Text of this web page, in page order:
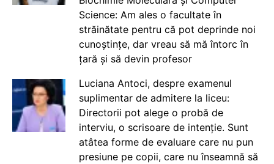
Science: Am ales o facultate în
străinătate pentru că pot deprinde noi
cunoștințe, dar vreau să mă întorc în
țară și să devin profesor
Luciana Antoci, despre examenul
suplimentar de admitere la liceu:
Directorii pot alege o probă de
interviu, o scrisoare de intenție. Sunt
atâtea forme de evaluare care nu pun
presiune pe copii, care nu înseamnă să